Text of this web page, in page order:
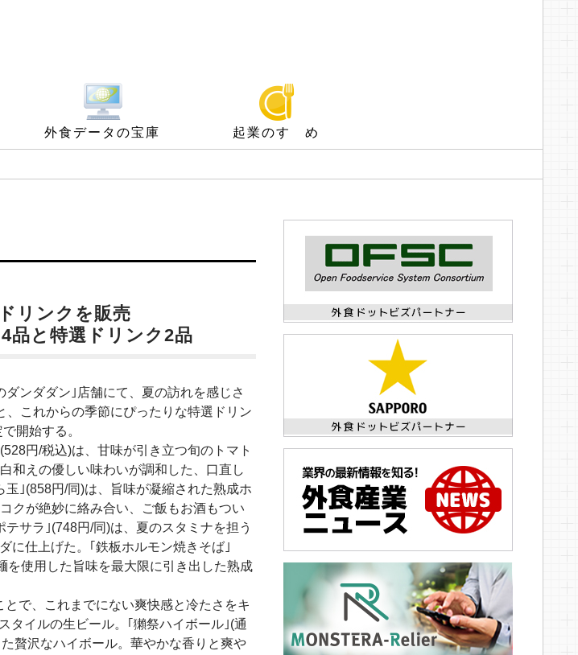
外食データの宝庫 起業のすゝめ
リンクを販売
品と特選ドリンク2品
ンダダン｣店舗にて、夏の訪れを感じさ
、これからの季節にぴったりな特選ドリン
開始する。
円/税込)は、甘味が引き立つ旬のトマト
和えの優しい味わいが調和した、口直し
｣(858円/同)は、旨味が凝縮された熟成ホ
クが絶妙に絡み合い、ご飯もお酒もつい
サラ｣(748円/同)は、夏のスタミナを担う
に仕上げた。｢鉄板ホルモン焼きそば｣
を使用した旨味を最大限に引き出した熟成
で、これまでにない爽快感と冷たさをキ
タイルの生ビール。｢獺祭ハイボール｣(通
贅沢なハイボール。華やかな香りと爽や